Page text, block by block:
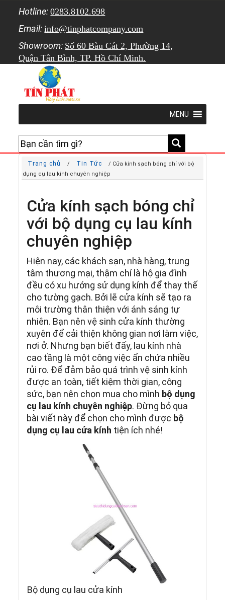
Hotline: 0283.8102.698
Email: info@tinphatcompany.com
Showroom: Số 60 Bàu Cát 2, Phường 14,
Quận Tân Bình, TP. Hồ Chí Minh.
MENU
Trang chủ / Tin Tức
/ Cửa kính sạch bóng chỉ với bộ
dụng cụ lau kính chuyên nghiệp
Cửa kính sạch bóng chỉ
với bộ dụng cụ lau kính
chuyên nghiệp
Hiện nay, các khách sạn, nhà hàng, trung
tâm thương mại, thậm chí là hộ gia đình
đều có xu hướng sử dụng kính để thay thế
cho tường gạch. Bởi lẽ cửa kính sẽ tạo ra
môi trường thân thiện với ánh sáng tự
nhiên. Bạn nên vệ sinh cửa kính thường
xuyên để cải thiện không gian nơi làm việc,
nơi ở. Nhưng bạn biết đấy, lau kính nhà
cao tầng là một công việc ẩn chứa nhiều
rủi ro. Để đảm bảo quá trình vệ sinh kính
được an toàn, tiết kiệm thời gian, công
sức, bạn nên chọn mua cho mình bộ dụng
cụ lau kính chuyên nghiệp. Đừng bỏ qua
bài viết này để chọn cho mình được bộ
dụng cụ lau cửa kính tiện ích nhé!
Bộ dụng cụ lau cửa kính